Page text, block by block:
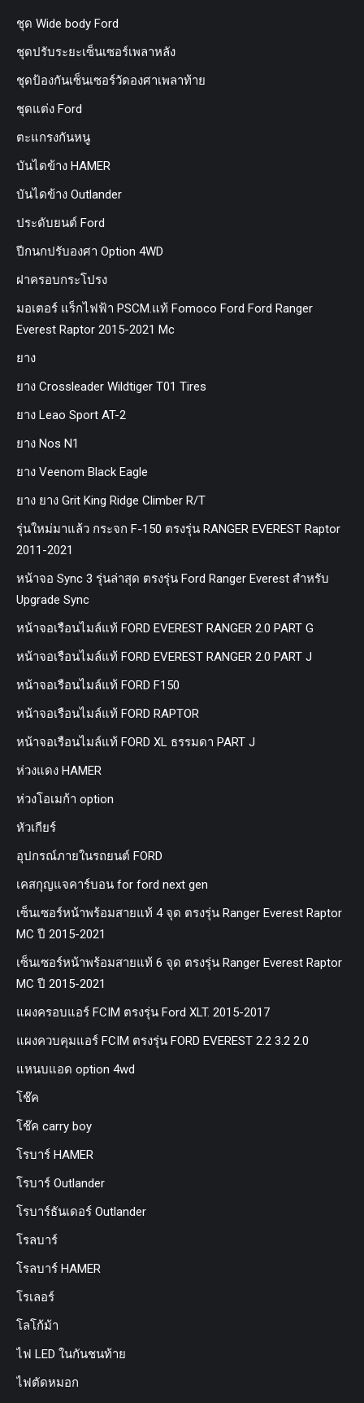
ชุด Wide body Ford
ชุดปรับระยะเซ็นเซอร์เพลาหลัง
ชุดป้องกันเซ็นเซอร์วัดองศาเพลาท้าย
ชุดแต่ง Ford
ตะแกรงกันหนู
บันไดข้าง HAMER
บันไดข้าง Outlander
ประดับยนต์ Ford
ปีกนกปรับองศา Option 4WD
ฝาครอบกระโปรง
มอเตอร์ แร็กไฟฟ้า PSCM.แท้ Fomoco Ford Ford Ranger
Everest Raptor 2015-2021 Mc
ยาง
ยาง Crossleader Wildtiger T01 Tires
ยาง Leao Sport AT-2
ยาง Nos N1
ยาง Veenom Black Eagle
ยาง ยาง Grit King Ridge Climber R/T
รุ่นใหม่มาแล้ว กระจก F-150 ตรงรุ่น RANGER EVEREST Raptor
2011-2021
หน้าจอ Sync 3 รุ่นล่าสุด ตรงรุ่น Ford Ranger Everest สำหรับ
Upgrade Sync
หน้าจอเรือนไมล์แท้ FORD EVEREST RANGER 2.0 PART G
หน้าจอเรือนไมล์แท้ FORD EVEREST RANGER 2.0 PART J
หน้าจอเรือนไมล์แท้ FORD F150
หน้าจอเรือนไมล์แท้ FORD RAPTOR
หน้าจอเรือนไมล์แท้ FORD XL ธรรมดา PART J
ห่วงแดง HAMER
ห่วงโอเมก้า option
หัวเกียร์
อุปกรณ์ภายในรถยนต์ FORD
เคสกุญแจคาร์บอน for ford next gen
เซ็นเซอร์หน้าพร้อมสายแท้ 4 จุด ตรงรุ่น Ranger Everest Raptor
MC ปี 2015-2021
เซ็นเซอร์หน้าพร้อมสายแท้ 6 จุด ตรงรุ่น Ranger Everest Raptor
MC ปี 2015-2021
แผงครอบแอร์ FCIM ตรงรุ่น Ford XLT. 2015-2017
แผงควบคุมแอร์ FCIM ตรงรุ่น FORD EVEREST 2.2 3.2 2.0
แหนบแอด option 4wd
โช๊ค
โช๊ค carry boy
โรบาร์ HAMER
โรบาร์ Outlander
โรบาร์ธันเดอร์ Outlander
โรลบาร์
โรลบาร์ HAMER
โรเลอร์
โลโก้ม้า
ไฟ LED ในกันชนท้าย
ไฟตัดหมอก